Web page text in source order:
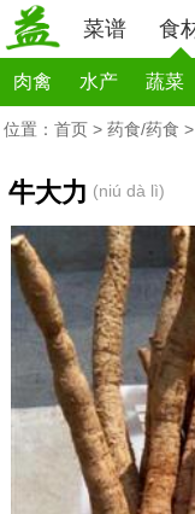
菜谱 食
肉禽 水产 蔬菜
位置： 首页 > 药食/药食
牛大力 (niú dà lì)